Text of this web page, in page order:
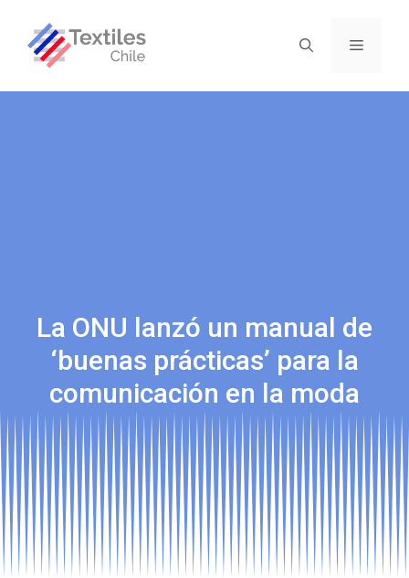
La ONU lanzó un manual de
‘buenas prácticas’ para la
comunicación en la moda